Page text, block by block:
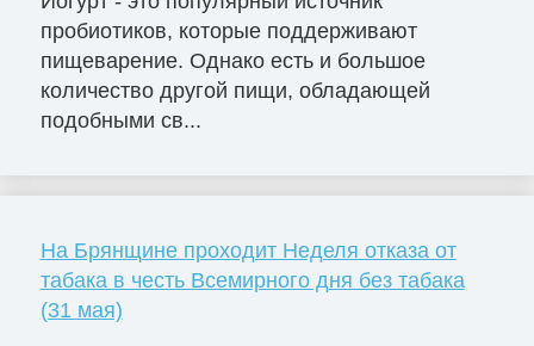
пробиотиков, которые поддерживают
пищеварение. Однако есть и большое
количество другой пищи, обладающей
подобными св...
На Брянщине проходит Неделя отказа от
табака в честь Всемирного дня без табака
(31 мая)